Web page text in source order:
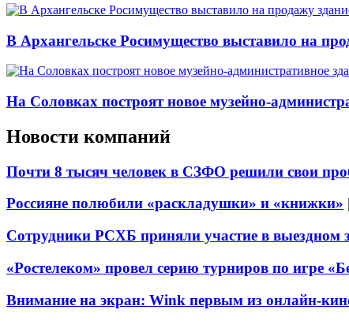
В Архангельске Росимущество выставило на
На Соловках построят новое музейно-
Новости компаний
Почти 8 тысяч человек в СЗФО решили свои
Россияне полюбили «раскладушки» и «книжки» |
Сотрудники РСХБ приняли участие в выездном
«Ростелеком» провел серию турниров по игре
Внимание на экран: Wink первым из онлайн-